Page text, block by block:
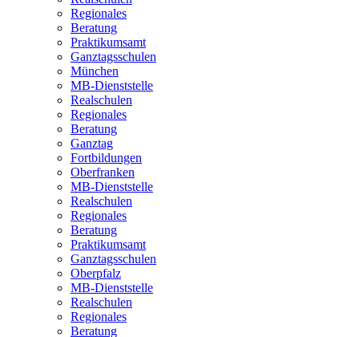
Regionales
Beratung
Praktikumsamt
Ganztagsschulen
München
MB-Dienststelle
Realschulen
Regionales
Beratung
Ganztag
Fortbildungen
Oberfranken
MB-Dienststelle
Realschulen
Regionales
Beratung
Praktikumsamt
Ganztagsschulen
Oberpfalz
MB-Dienststelle
Realschulen
Regionales
Beratung